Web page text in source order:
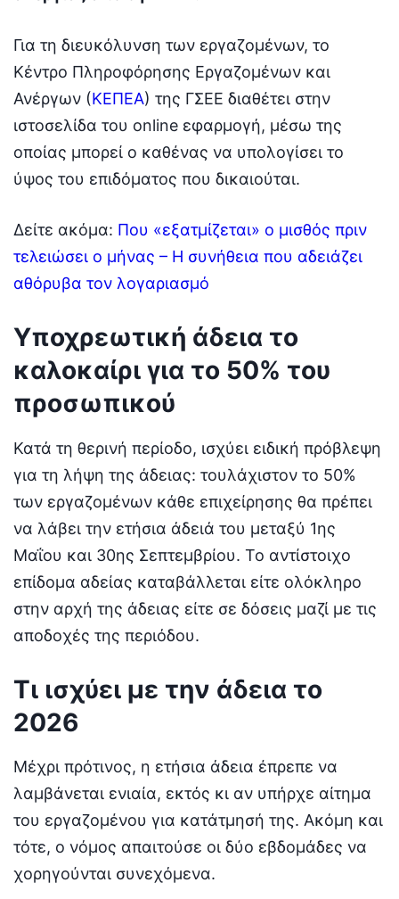
Για τη διευκόλυνση των εργαζομένων, το
Κέντρο Πληροφόρησης Εργαζομένων και
Ανέργων (ΚΕΠΕΑ) της ΓΣΕΕ διαθέτει στην
ιστοσελίδα του online εφαρμογή, μέσω της
οποίας μπορεί ο καθένας να υπολογίσει το
ύψος του επιδόματος που δικαιούται.
Δείτε ακόμα: Που «εξατμίζεται» ο μισθός πριν
τελειώσει ο μήνας – Η συνήθεια που αδειάζει
αθόρυβα τον λογαριασμό
Υποχρεωτική άδεια το
καλοκαίρι για το 50% του
προσωπικού
Κατά τη θερινή περίοδο, ισχύει ειδική πρόβλεψη
για τη λήψη της άδειας: τουλάχιστον το 50%
των εργαζομένων κάθε επιχείρησης θα πρέπει
να λάβει την ετήσια άδειά του μεταξύ 1ης
Μαΐου και 30ης Σεπτεμβρίου. Το αντίστοιχο
επίδομα αδείας καταβάλλεται είτε ολόκληρο
στην αρχή της άδειας είτε σε δόσεις μαζί με τις
αποδοχές της περιόδου.
Τι ισχύει με την άδεια το
2026
Μέχρι πρότινος, η ετήσια άδεια έπρεπε να
λαμβάνεται ενιαία, εκτός κι αν υπήρχε αίτημα
του εργαζομένου για κατάτμησή της. Ακόμη και
τότε, ο νόμος απαιτούσε οι δύο εβδομάδες να
χορηγούνται συνεχόμενα.